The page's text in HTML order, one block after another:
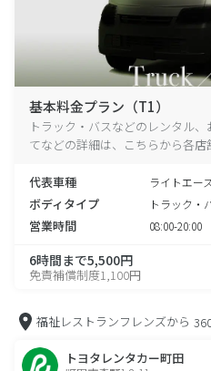
基本料金プラン（T1）
トラック・バスなどのレンタル
てなどの詳細は、こちらから各店
代表車種 ライトエー
ボディタイプ トラック・
営業時間 08:00-20:00
6時間まで5,500円
免責補償制度1,100円
福祉レストランフレンズから
トヨタレンタカー町田